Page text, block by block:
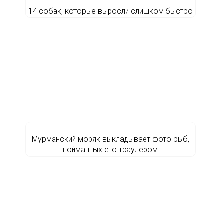
14 собак, которые выросли слишком быстро
Мурманский моряк выкладывает фото рыб,
пойманных его траулером